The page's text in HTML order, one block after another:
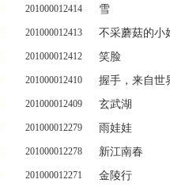
201000012414 雪
201000012413 不采蘑菇的小
201000012412 笑脸
201000012410 握手，来自世
201000012409 玄武湖
201000012279 雨娃娃
201000012278 新江南春
201000012271 金陵行